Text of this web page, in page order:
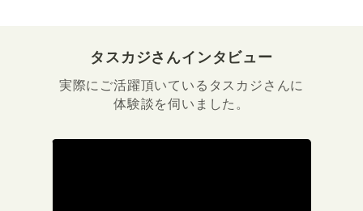
タスカジさんインタビュー
実際にご活躍頂いているタスカジさんに
体験談を伺いました。